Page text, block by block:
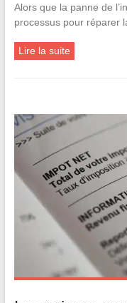
Alors que la panne de
processus pour réparer
Lire la suite